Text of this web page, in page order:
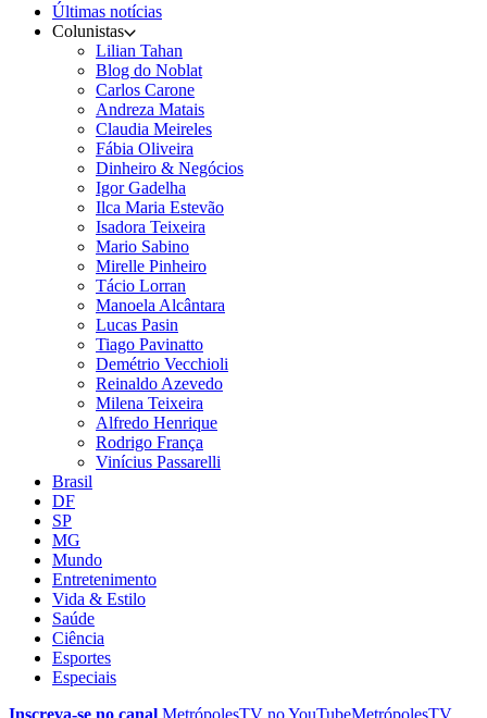
Últimas notícias
Colunistas
Lilian Tahan
Blog do Noblat
Carlos Carone
Andreza Matais
Claudia Meireles
Fábia Oliveira
Dinheiro & Negócios
Igor Gadelha
Ilca Maria Estevão
Isadora Teixeira
Mario Sabino
Mirelle Pinheiro
Tácio Lorran
Manoela Alcântara
Lucas Pasin
Tiago Pavinatto
Demétrio Vecchioli
Reinaldo Azevedo
Milena Teixeira
Alfredo Henrique
Rodrigo França
Vinícius Passarelli
Brasil
DF
SP
MG
Mundo
Entretenimento
Vida & Estilo
Saúde
Ciência
Esportes
Especiais
Inscreva-se no canal MetrópolesTV noYouTubeMetrópolesTV